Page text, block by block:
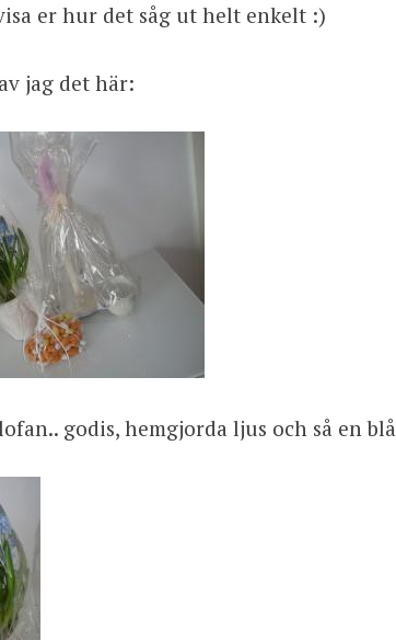
er hur det såg ut helt enkelt :)
jag det här:
godis, hemgjorda ljus och så en